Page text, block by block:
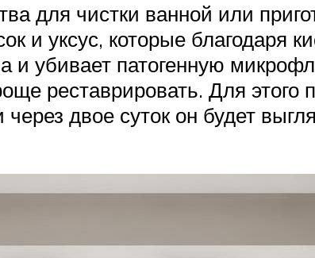
для чистки ванной или
и уксус, которые благодаря
и убивает патогенную
реставрировать. Для этого
двое суток он будет